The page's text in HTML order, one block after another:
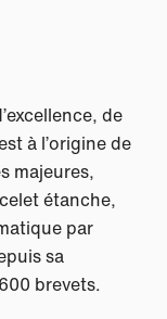
de
à l’origine de
majeures,
étanche,
par
sa
brevets.